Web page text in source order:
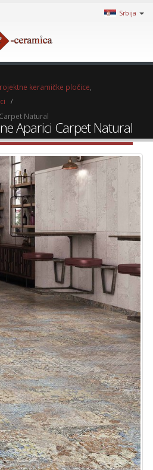
Srbija
keramičke pločice
Natural
Aparici Carpet Natural